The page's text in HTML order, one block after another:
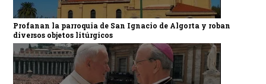
Profanan la parroquia de San Ignacio de Algorta y roban
diversos objetos litúrgicos